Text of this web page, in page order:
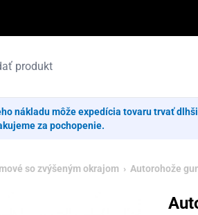
nákladu môže expedícia tovaru trvať
za pochopenie.
so zvýšeným okrajom › Autorohože